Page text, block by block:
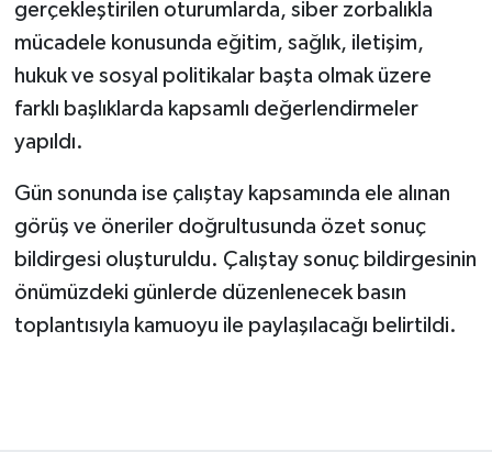
gerçekleştirilen oturumlarda, siber zorbalıkla
mücadele konusunda eğitim, sağlık, iletişim,
hukuk ve sosyal politikalar başta olmak üzere
farklı başlıklarda kapsamlı değerlendirmeler
yapıldı.
Gün sonunda ise çalıştay kapsamında ele alınan
görüş ve öneriler doğrultusunda özet sonuç
bildirgesi oluşturuldu. Çalıştay sonuç bildirgesinin
önümüzdeki günlerde düzenlenecek basın
toplantısıyla kamuoyu ile paylaşılacağı belirtildi.